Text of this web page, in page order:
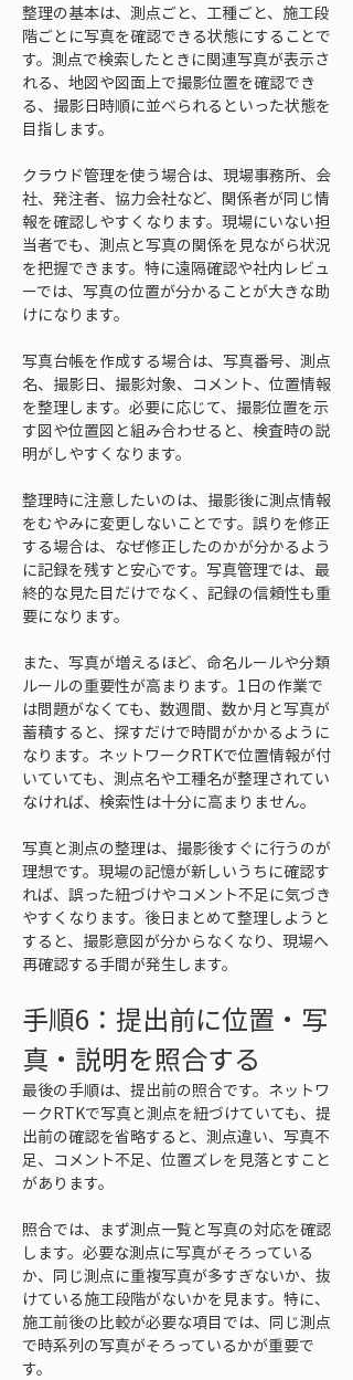
整理の基本は、測点ごと、工種ごと、施工段
階ごとに写真を確認できる状態にすることで
す。測点で検索したときに関連写真が表示さ
れる、地図や図面上で撮影位置を確認でき
る、撮影日時順に並べられるといった状態を
目指します。
クラウド管理を使う場合は、現場事務所、会
社、発注者、協力会社など、関係者が同じ情
報を確認しやすくなります。現場にいない担
当者でも、測点と写真の関係を見ながら状況
を把握できます。特に遠隔確認や社内レビュ
ーでは、写真の位置が分かることが大きな助
けになります。
写真台帳を作成する場合は、写真番号、測点
名、撮影日、撮影対象、コメント、位置情報
を整理します。必要に応じて、撮影位置を示
す図や位置図と組み合わせると、検査時の説
明がしやすくなります。
整理時に注意したいのは、撮影後に測点情報
をむやみに変更しないことです。誤りを修正
する場合は、なぜ修正したのかが分かるよう
に記録を残すと安心です。写真管理では、最
終的な見た目だけでなく、記録の信頼性も重
要になります。
また、写真が増えるほど、命名ルールや分類
ルールの重要性が高まります。1日の作業で
は問題がなくても、数週間、数か月と写真が
蓄積すると、探すだけで時間がかかるように
なります。ネットワークRTKで位置情報が付
いていても、測点名や工種名が整理されてい
なければ、検索性は十分に高まりません。
写真と測点の整理は、撮影後すぐに行うのが
理想です。現場の記憶が新しいうちに確認す
れば、誤った紐づけやコメント不足に気づき
やすくなります。後日まとめて整理しようと
すると、撮影意図が分からなくなり、現場へ
再確認する手間が発生します。
手順6：提出前に位置・写
真・説明を照合する
最後の手順は、提出前の照合です。ネットワ
ークRTKで写真と測点を紐づけていても、提
出前の確認を省略すると、測点違い、写真不
足、コメント不足、位置ズレを見落とすこと
があります。
照合では、まず測点一覧と写真の対応を確認
します。必要な測点に写真がそろっている
か、同じ測点に重複写真が多すぎないか、抜
けている施工段階がないかを見ます。特に、
施工前後の比較が必要な項目では、同じ測点
で時系列の写真がそろっているかが重要で
す。